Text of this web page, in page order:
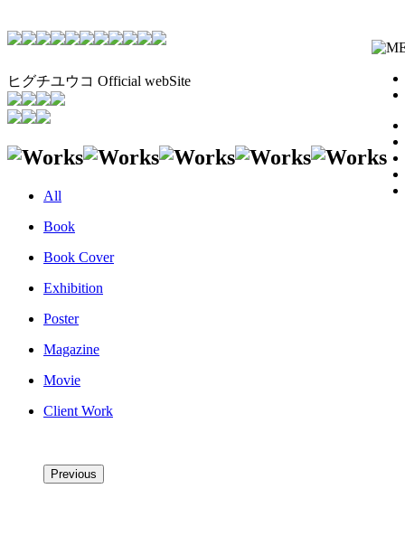
ヒグチユウコ Official webSite
All
Book
Book Cover
Exhibition
Poster
Magazine
Movie
Client Work
Previous